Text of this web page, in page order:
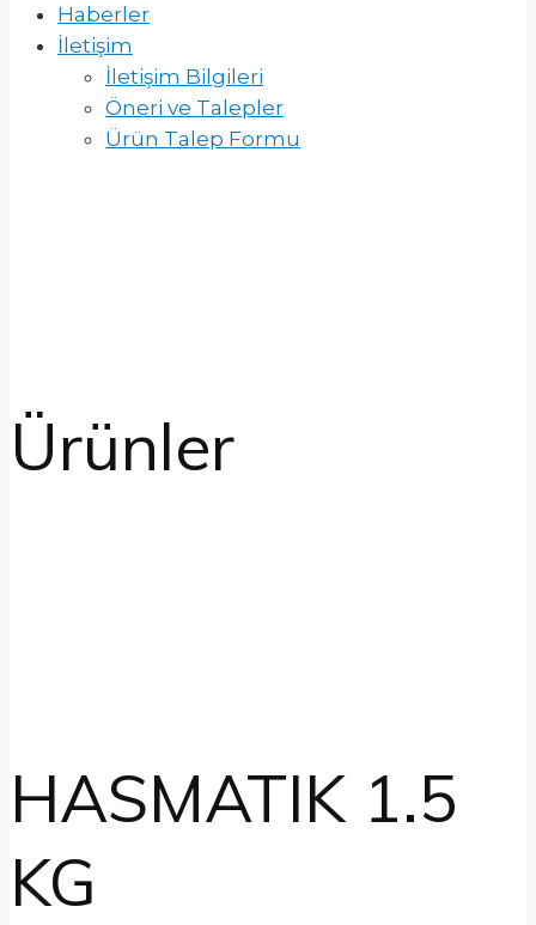
Haberler
İletişim
İletişim Bilgileri
Öneri ve Talepler
Ürün Talep Formu
Ürünler
HASMATIK 1.5
KG